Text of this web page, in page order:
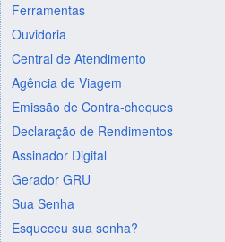
Ferramentas
Ouvidoria
Central de Atendimento
Agência de Viagem
Emissão de Contra-cheques
Declaração de Rendimentos
Assinador Digital
Gerador GRU
Sua Senha
Esqueceu sua senha?